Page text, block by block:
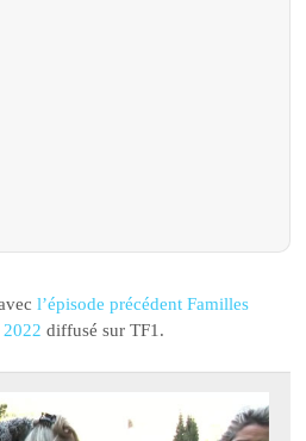
l’épisode précédent Familles
diffusé sur TF1.